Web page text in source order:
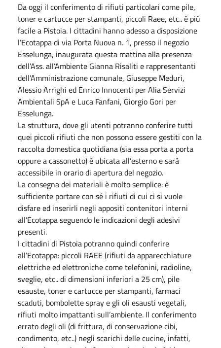
Da oggi il conferimento di rifiuti particolari come pile,
toner e cartucce per stampanti, piccoli Raee, etc.. è più
facile a Pistoia. I cittadini hanno adesso a disposizione
l’Ecotappa di via Porta Nuova n. 1, presso il negozio
Esselunga, inaugurata questa mattina alla presenza
dell’Ass. all’Ambiente Gianna Risaliti e rappresentanti
dell’Amministrazione comunale, Giuseppe Meduri,
Alessio Arrighi ed Enrico Innocenti per Alia Servizi
Ambientali SpA e Luca Fanfani, Giorgio Gori per
Esselunga.
La struttura, dove gli utenti potranno conferire tutti
quei piccoli rifiuti che non possono essere gestiti con la
raccolta domestica quotidiana (sia essa porta a porta
oppure a cassonetto) è ubicata all’esterno e sarà
accessibile in orario di apertura del negozio.
La consegna dei materiali è molto semplice: è
sufficiente portare con sé i rifiuti di cui ci si vuole
disfare ed inserirli negli appositi contenitori interni
all’Ecotappa seguendo le indicazioni degli adesivi
presenti.
I cittadini di Pistoia potranno quindi conferire
all’Ecotappa: piccoli RAEE (rifiuti da apparecchiature
elettriche ed elettroniche come telefonini, radioline,
sveglie, etc.. di dimensioni inferiori a 25 cm), pile
esauste, toner e cartucce per stampanti, farmaci
scaduti, bombolette spray e gli oli esausti vegetali,
rifiuti molto impattanti sull’ambiente. Il conferimento
errato degli oli (di frittura, di conservazione cibi,
condimento, etc..) negli scarichi delle cucine, infatti,